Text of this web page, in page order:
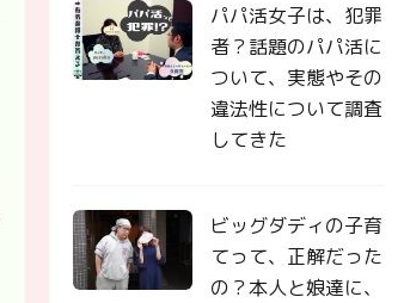
パパ活女子は、犯罪
者？話題のパパ活に
ついて、実態やその
違法性について調査
してきた
ビッグダディの子育
てって、正解だった
の？本人と娘達に、